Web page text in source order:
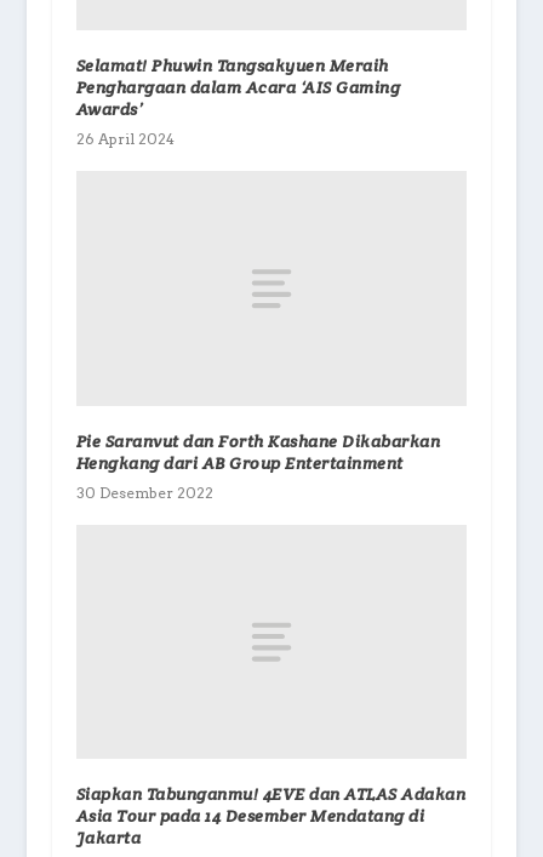
Selamat! Phuwin Tangsakyuen Meraih
Penghargaan dalam Acara ‘AIS Gaming
Awards’
26 April 2024
Pie Saranvut dan Forth Kashane Dikabarkan
Hengkang dari AB Group Entertainment
30 Desember 2022
Siapkan Tabunganmu! 4EVE dan ATLAS Adakan
Asia Tour pada 14 Desember Mendatang di
Jakarta